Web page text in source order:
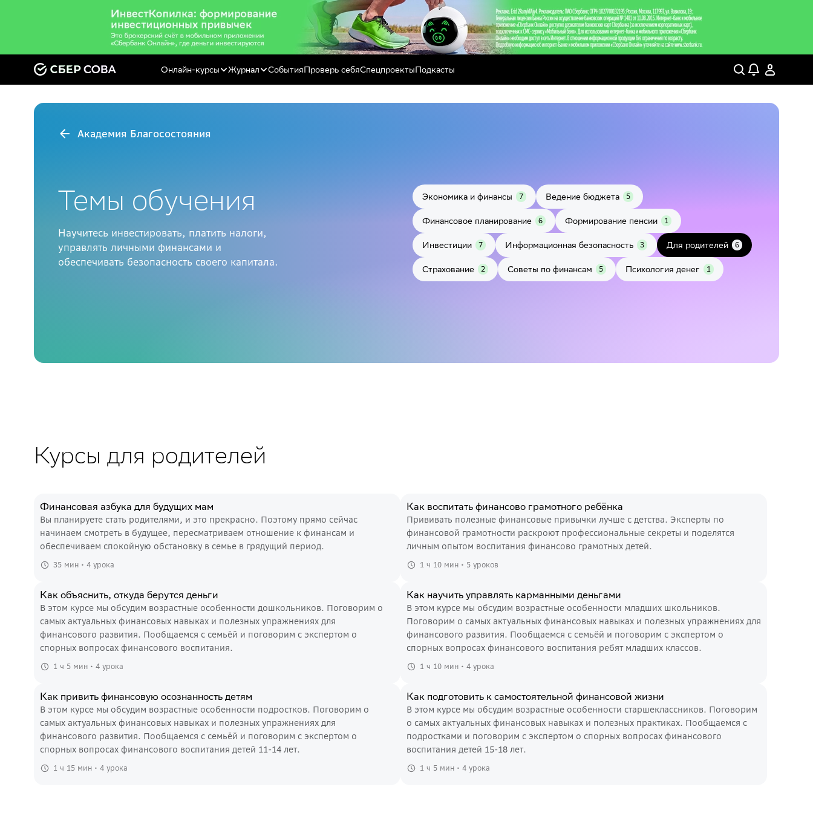
Онлайн-курсы Журнал СобытияПроверь себяСпецпроектыПодкасты
Академия Благосостояния
Темы обучения
Научитесь инвестировать, платить налоги,
управлять личными финансами и
обеспечивать безопасность своего капитала.
Экономика и финансы 7 Ведение бюджета 5
Финансовое планирование 6 Формирование пенсии 1
Инвестиции 7 Информационная безопасность 3 Для родителей 6
Страхование 2 Советы по финансам 5 Психология денег 1
Курсы для родителей
Финансовая азбука для будущих мам
Вы планируете стать родителями, и это прекрасно. Поэтому прямо сейчас
начинаем смотреть в будущее, пересматриваем отношение к финансам и
обеспечиваем спокойную обстановку в семье в грядущий период.
35 мин • 4 урока
Как воспитать финансово грамотного ребёнка
Прививать полезные финансовые привычки лучше с детства. Эксперты по
финансовой грамотности раскроют профессиональные секреты и поделятся
личным опытом воспитания финансово грамотных детей.
1 ч 10 мин • 5 уроков
Как объяснить, откуда берутся деньги
В этом курсе мы обсудим возрастные особенности дошкольников. Поговорим о
самых актуальных финансовых навыках и полезных упражнениях для
финансового развития. Пообщаемся с семьёй и поговорим с экспертом о
спорных вопросах финансового воспитания.
1 ч 5 мин • 4 урока
Как научить управлять карманными деньгами
В этом курсе мы обсудим возрастные особенности младших школьников.
Поговорим о самых актуальных финансовых навыках и полезных упражнениях для
финансового развития. Пообщаемся с семьёй и поговорим с экспертом о
спорных вопросах финансового воспитания ребят младших классов.
1 ч 10 мин • 4 урока
Как привить финансовую осознанность детям
В этом курсе мы обсудим возрастные особенности подростков. Поговорим о
самых актуальных финансовых навыках и полезных упражнениях для
финансового развития. Пообщаемся с семьёй и поговорим с экспертом о
спорных вопросах финансового воспитания детей 11-14 лет.
1 ч 15 мин • 4 урока
Как подготовить к самостоятельной финансовой жизни
В этом курсе мы обсудим возрастные особенности старшеклассников. Поговорим
о самых актуальных финансовых навыках и полезных практиках. Пообщаемся с
подростками и поговорим с экспертом о спорных вопросах финансового
воспитания детей 15-18 лет.
1 ч 5 мин • 4 урока